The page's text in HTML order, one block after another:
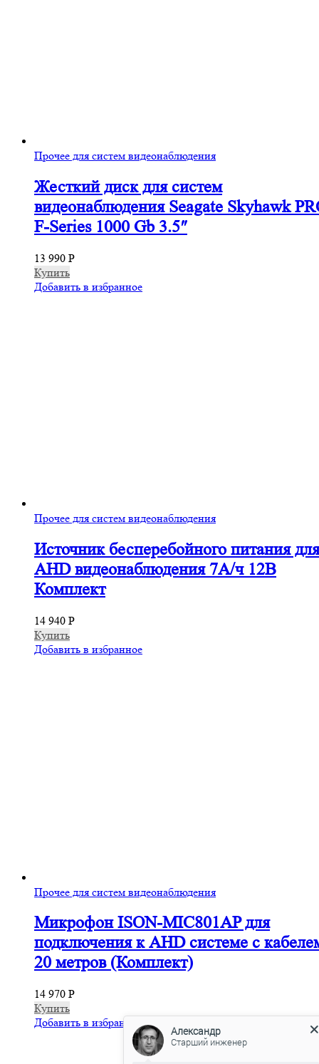
Прочее для систем видеонаблюдения
Жесткий диск для систем
видеонаблюдения Seagate Skyhawk
F-Series 1000 Gb 3.5″
13 990 Р
Купить
Добавить в избранное
Прочее для систем видеонаблюдения
Источник бесперебойного питания для
AHD видеонаблюдения 7А/ч 12В
Комплект
14 940 Р
Купить
Добавить в избранное
Прочее для систем видеонаблюдения
Микрофон ISON-MIC801AP для
подключения к AHD системе с
20 метров (Комплект)
14 970 Р
Купить
Добавить в избранное
Александр
Старший инженер